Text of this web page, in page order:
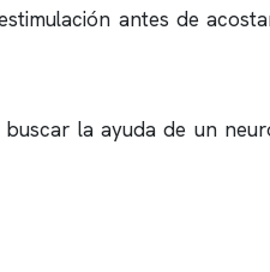
antes de
la ayuda de un